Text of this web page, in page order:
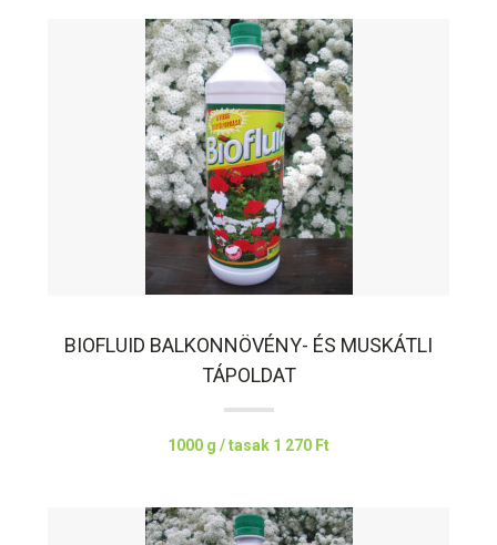
BIOFLUID BALKONNÖVÉNY- ÉS MUSKÁTLI
TÁPOLDAT
1000 g / tasak 1 270 Ft